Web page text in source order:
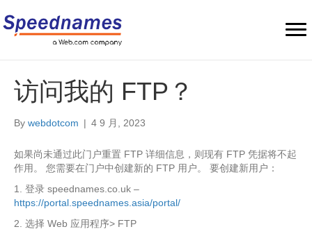
访问我的 FTP？
By webdotcom | 4 9 月, 2023
如果尚未通过此门户重置 FTP 详细信息，则现有 FTP 凭据将不起
作用。 您需要在门户中创建新的 FTP 用户。 要创建新用户：
1. 登录 speednames.co.uk –
https://portal.speednames.asia/portal/
2. 选择 Web 应用程序> FTP